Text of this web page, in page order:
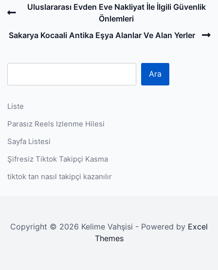
Post
PreviousUluslararası Evden Eve Nakliyat İle İlgili Güvenlik
Önlemleri
Sakarya Kocaali Antika Eşya Alanlar Ve Alan Yerler
Ara
Liste
Parasız Reels Izlenme Hilesi
Sayfa Listesi
Şifresiz Tiktok Takipçi Kasma
tiktok tan nasıl takipçi kazanılır
Copyright © 2026 Kelime Vahşisi - Powered by Excel
Themes